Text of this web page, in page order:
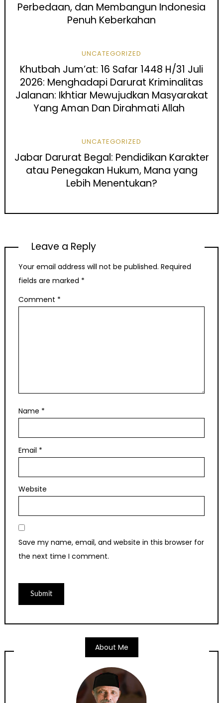
Perbedaan, dan Membangun Indonesia
Penuh Keberkahan
UNCATEGORIZED
Khutbah Jum’at: 16 Safar 1448 H/31 Juli
2026: Menghadapi Darurat Kriminalitas
Jalanan: Ikhtiar Mewujudkan Masyarakat
Yang Aman Dan Dirahmati Allah
UNCATEGORIZED
Jabar Darurat Begal: Pendidikan Karakter
atau Penegakan Hukum, Mana yang
Lebih Menentukan?
Leave a Reply
Your email address will not be published. Required
fields are marked *
Comment *
Name *
Email *
Website
Save my name, email, and website in this browser for
the next time I comment.
About Me